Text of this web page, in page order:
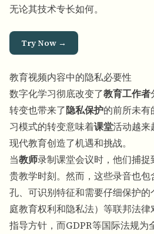
无论其技术专长如何。
Try Now →
教育视频内容中的隐私必要性
数字化学习彻底改变了教育工作者
转变也带来了隐私保护的前所未有
习模式的转变意味着课堂活动越来
现代教育创造了机遇和挑战。
当教师录制课堂会议时，他们捕捉
贵教学时刻。然而，这些录音也
孔、可识别特征和需要仔细保护的
庭教育权利和隐私法）等联邦法
指导方针，而GDPR等国际法规为